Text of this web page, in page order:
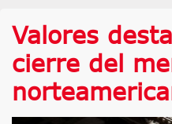
Valores
cierre del